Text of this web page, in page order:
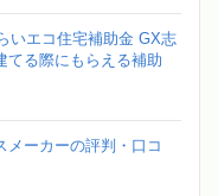
いエコ住宅補助金 GX志
てる際にもらえる補助
メーカーの評判・口コ